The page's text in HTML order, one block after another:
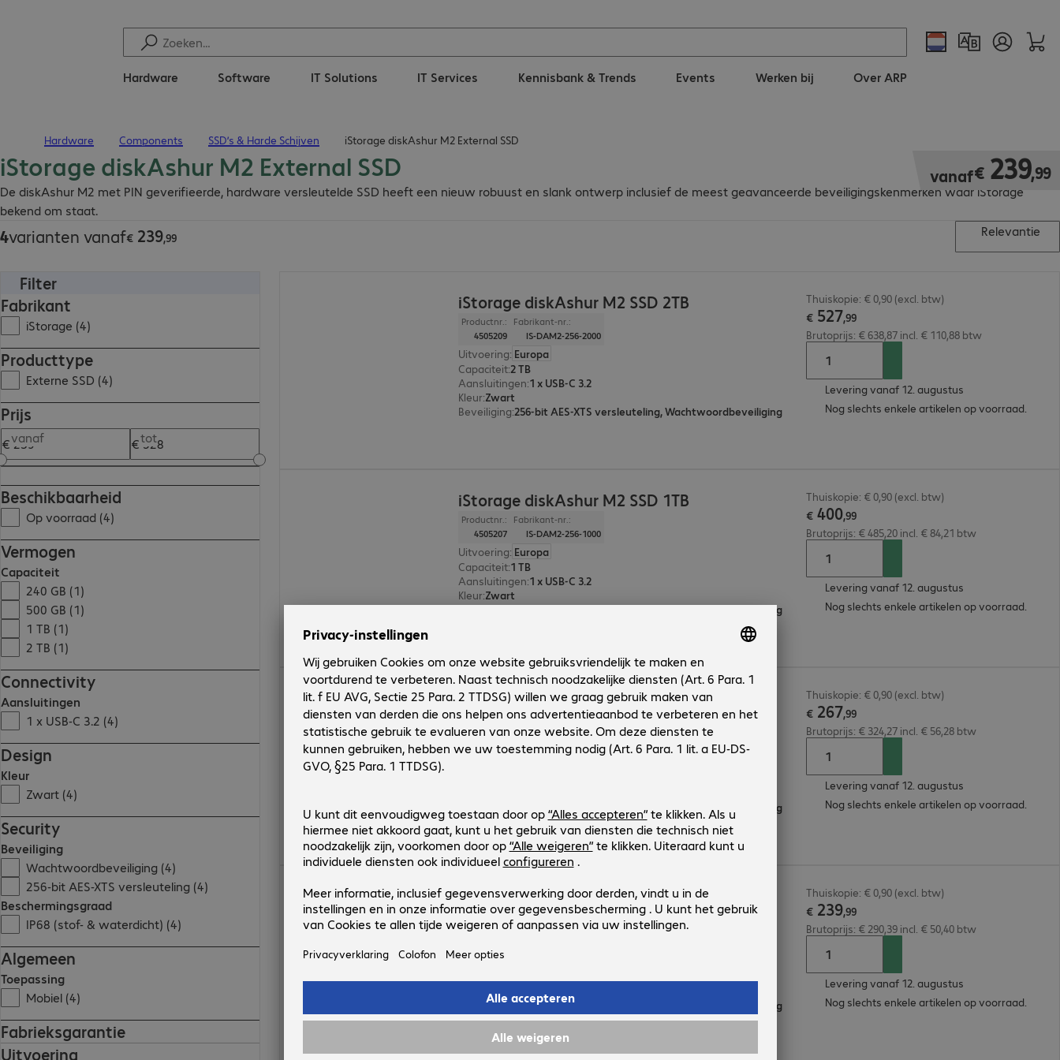
Hardware Software IT Solutions IT Services Kennisbank & Trends Events Werken bij Over ARP
Hardware Components SSD’s & Harde Schijven iStorage diskAshur M2 External SSD
iStorage diskAshur M2 External SSD
De diskAshur M2 met PIN geverifieerde, hardware versleutelde SSD heeft een nieuw robuust en slank ontwerp inclusief de meest geavanceerde beveiligingskenmerken waar iStorage
bekend om staat.
vanaf€ 239,99
€ 239,99
4varianten vanaf€ 239,99
€ 239,99
Relevantie
Filter
Fabrikant
iStorage (4)
Producttype
Externe SSD (4)
Prijs
vanaf tot
Beschikbaarheid
Op voorraad (4)
Vermogen
Capaciteit
240 GB (1)
500 GB (1)
1 TB (1)
2 TB (1)
Connectivity
Aansluitingen
1 x USB-C 3.2 (4)
Design
Kleur
Zwart (4)
Security
Beveiliging
Wachtwoordbeveiliging (4)
256-bit AES-XTS versleuteling (4)
Beschermingsgraad
IP68 (stof- & waterdicht) (4)
Algemeen
Toepassing
Mobiel (4)
Fabrieksgarantie
Uitvoering
iStorage diskAshur M2 SSD 2TB
Productnr.:
4505209
Fabrikant-nr.:
IS-DAM2-256-2000
Uitvoering: Europa
Capaciteit:2 TB
Aansluitingen:1 x USB-C 3.2
Kleur:Zwart
Beveiliging:256-bit AES-XTS versleuteling, Wachtwoordbeveiliging
Thuiskopie: € 0,90 (excl. btw)
€ 527,99
Brutoprijs: € 638,87 incl. € 110,88 btw
Levering vanaf 12. augustus
Nog slechts enkele artikelen op voorraad.
iStorage diskAshur M2 SSD 1TB
Productnr.:
4505207
Fabrikant-nr.:
IS-DAM2-256-1000
Uitvoering: Europa
Capaciteit:1 TB
Aansluitingen:1 x USB-C 3.2
Kleur:Zwart
Beveiliging:256-bit AES-XTS versleuteling, Wachtwoordbeveiliging
Thuiskopie: € 0,90 (excl. btw)
€ 400,99
Brutoprijs: € 485,20 incl. € 84,21 btw
Levering vanaf 12. augustus
Nog slechts enkele artikelen op voorraad.
iStorage diskAshur M2 SSD 500GB
Productnr.:
4505206
Fabrikant-nr.:
IS-DAM2-256-500
Uitvoering: Europa
Beveiliging
256-bit AES-XTS versleuteling, Wachtwoordbeveiliging
Thuiskopie: € 0,90 (excl. btw)
€ 267,99
€ 267,99
Brutoprijs: € 324,27 incl. € 56,28 btw
Levering vanaf 12. augustus
Nog slechts enkele artikelen op voorraad.
iStorage diskAshur M2 SSD 240GB
Productnr.:
4505204
Fabrikant-nr.:
IS-DAM2-256-240
Uitvoering
Capaciteit
Zwart
Beveiliging:256-bit AES-XTS versleuteling, Wachtwoordbeveiliging
Thuiskopie: € 0,90 (excl. btw)
€ 239,99
Brutoprijs: € 290,39 incl. € 50,40 btw
Levering vanaf 12. augustus
Nog slechts enkele artikelen op voorraad.